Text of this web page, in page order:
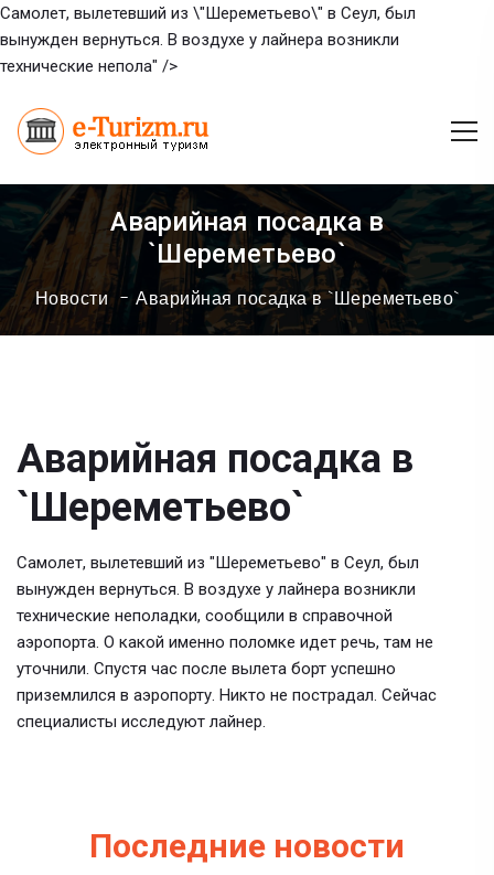
Самолет, вылетевший из \"Шереметьево\" в Сеул, был
вынужден вернуться. В воздухе у лайнера возникли
технические непола" />
Аварийная посадка в
`Шереметьево`
Новости Аварийная посадка в `Шереметьево`
Аварийная посадка в
`Шереметьево`
Самолет, вылетевший из "Шереметьево" в Сеул, был
вынужден вернуться. В воздухе у лайнера возникли
технические неполадки, сообщили в справочной
аэропорта. О какой именно поломке идет речь, там не
уточнили. Спустя час после вылета борт успешно
приземлился в аэропорту. Никто не пострадал. Сейчас
специалисты исследуют лайнер.
Последние новости